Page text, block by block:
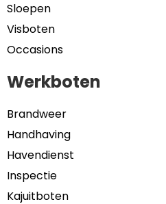
Sloepen
Visboten
Occasions
Werkboten
Brandweer
Handhaving
Havendienst
Inspectie
Kajuitboten